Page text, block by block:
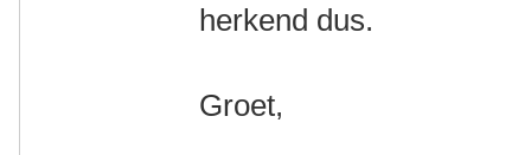
herkend dus.
Groet,